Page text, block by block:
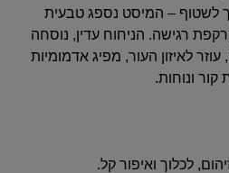
אין צורך לשטוף – המיסט נספג טבעית
רגישה. הניחוח עדין, נוסחה
לאיזון העור, מפיג אדמומיות
ונוחות.
לכלוך ואיפור קל.